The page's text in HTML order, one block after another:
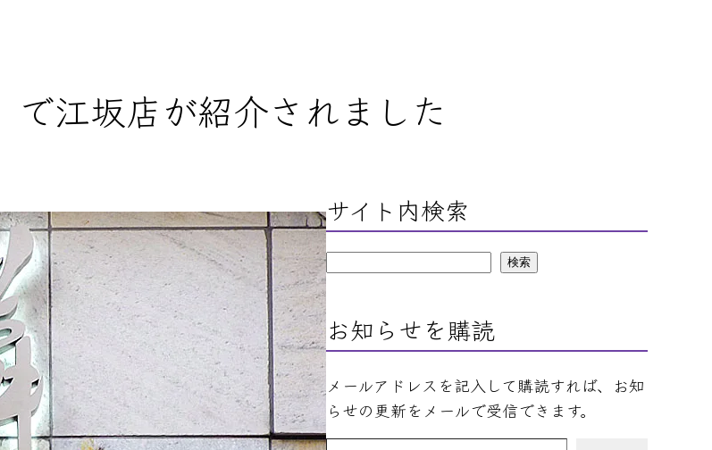
で江坂店が紹介されました
サイト内検索
検
索
検索
お知らせを購読
メールアドレスを記入して購読すれば、お知
らせの更新をメールで受信できます。
メールアドレスを入力…